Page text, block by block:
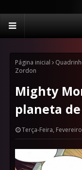
Página inicial
Zordon
Mighty
planeta
Terça-Feira,